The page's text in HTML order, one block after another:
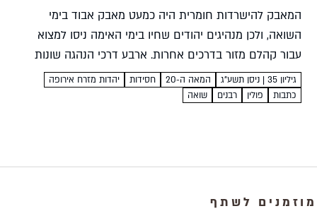
המאבק להישרדות חומרית היה כמעט מאבק אבוד בימי
השואה, ולכן מנהיגים יהודים שחיו בימי האימה ניסו למצוא
עבור קהלם מזור בדרכים אחרות. ארבע דרכי הנהגה שונות
המציעות נחמה, נקמה, כבוד, ידע ועמידה רוחנית כדרכים
לשמור...
גיליון 35 | ניסן תשע"ג המאה ה-20 חסידות
יהדות מזרח אירופה
כתבות
פולין רבנים שואה
מוזמנים לשתף